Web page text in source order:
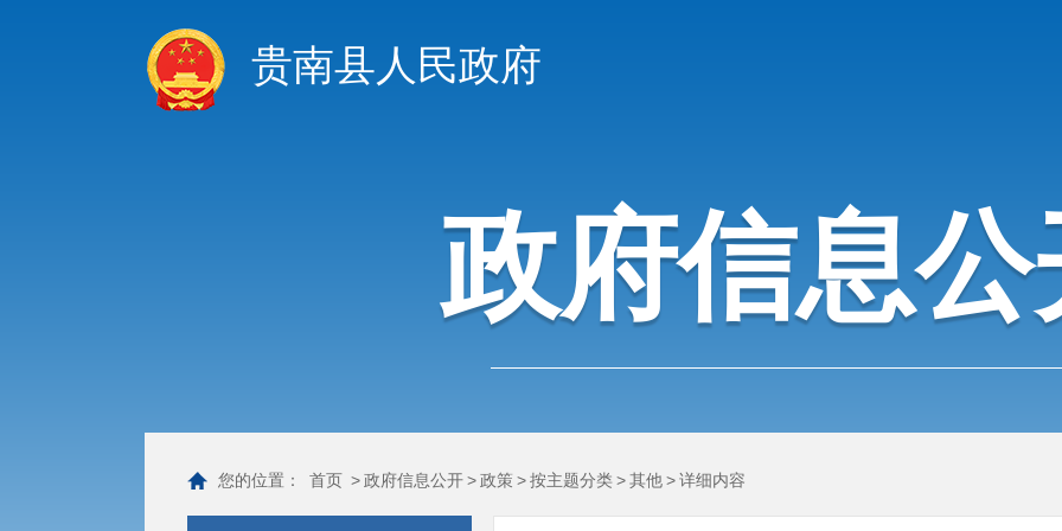
贵南县人民政府
政府信息公
您的位置： 首页 >政府信息公开>政策 >按主题分类>其他>详细内容